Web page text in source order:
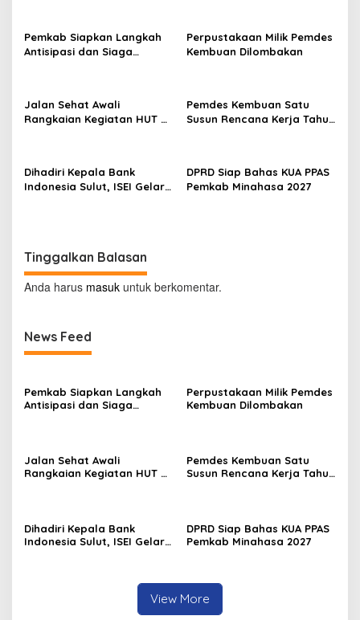
Pemkab Siapkan Langkah
Antisipasi dan Siaga
Perpustakaan Milik Pemdes
Kembuan Dilombakan
Jalan Sehat Awali
Rangkaian Kegiatan HUT RI
Pemdes Kembuan Satu
Susun Rencana Kerja Tahun
Dihadiri Kepala Bank
Indonesia Sulut, ISEI Gelar
DPRD Siap Bahas KUA PPAS
Pemkab Minahasa 2027
Tinggalkan Balasan
Anda harus masuk untuk berkomentar.
News Feed
Pemkab Siapkan Langkah
Antisipasi dan Siaga
Perpustakaan Milik Pemdes
Kembuan Dilombakan
Jalan Sehat Awali
Rangkaian Kegiatan HUT RI
Pemdes Kembuan Satu
Susun Rencana Kerja Tahun
Dihadiri Kepala Bank
Indonesia Sulut, ISEI Gelar
DPRD Siap Bahas KUA PPAS
Pemkab Minahasa 2027
View More